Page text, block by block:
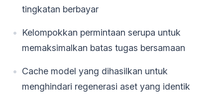
tingkatan berbayar
Kelompokkan permintaan serupa untuk
memaksimalkan batas tugas bersamaan
Cache model yang dihasilkan untuk
menghindari regenerasi aset yang identik